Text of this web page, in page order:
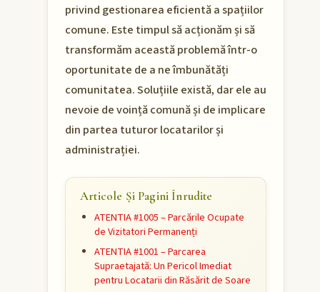
privind gestionarea eficientă a spațiilor
comune. Este timpul să acționăm și să
transformăm această problemă într-o
oportunitate de a ne îmbunătăți
comunitatea. Soluțiile există, dar ele au
nevoie de voință comună și de implicare
din partea tuturor locatarilor și
administrației.
Articole Și Pagini Înrudite
ATENTIA #1005 – Parcările Ocupate
de Vizitatori Permanenți
ATENTIA #1001 – Parcarea
Supraetajată: Un Pericol Imediat
pentru Locatarii din Răsărit de Soare